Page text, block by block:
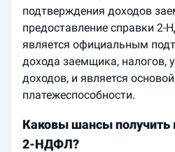
подтверждения доходов
предоставление справки
является официальным
дохода заемщика, налогов,
доходов, и является
платежеспособности.
Каковы шансы получить
2-НДФЛ?